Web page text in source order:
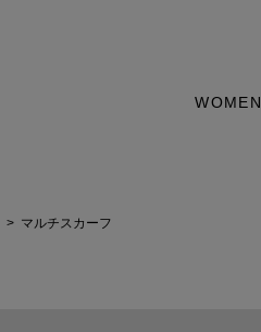
WOMEN
マルチスカーフ